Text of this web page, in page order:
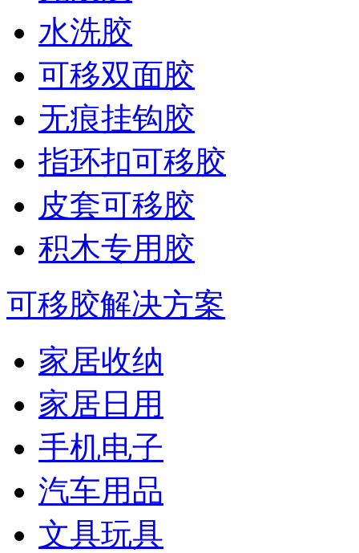
水洗胶
可移双面胶
无痕挂钩胶
指环扣可移胶
皮套可移胶
积木专用胶
可移胶解决方案
家居收纳
家居日用
手机电子
汽车用品
文具玩具